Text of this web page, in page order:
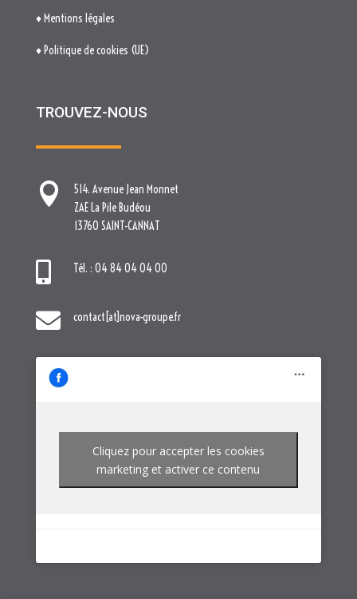
514. Avenue Jean Monnet

 contact[at]nova-groupe.fr
Cliquez pour accepter les cookies